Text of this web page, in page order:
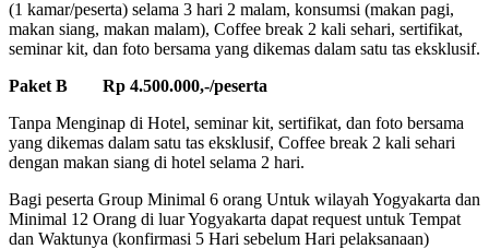
(1 kamar/peserta) selama 3 hari 2 malam, konsumsi (makan pagi,
makan siang, makan malam), Coffee break 2 kali sehari, sertifikat,
seminar kit, dan foto bersama yang dikemas dalam satu tas eksklusif.
Paket B Rp 4.500.000,-/peserta
Tanpa Menginap di Hotel, seminar kit, sertifikat, dan foto bersama
yang dikemas dalam satu tas eksklusif, Coffee break 2 kali sehari
dengan makan siang di hotel selama 2 hari.
Bagi peserta Group Minimal 6 orang Untuk wilayah Yogyakarta dan
Minimal 12 Orang di luar Yogyakarta dapat request untuk Tempat
dan Waktunya (konfirmasi 5 Hari sebelum Hari pelaksanaan)